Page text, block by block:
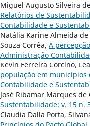
Miguel Augusto Silveira
Relatórios de
Contabilidade e
Natália Karine Almeida
Souza Corrêa, A
Administração
Kevin Ferreira Corcino,
população em municípios
Contabilidade e
José Ribamar Marques de
Sustentabilidade: v. 15 n.
Claudia Dalla Porta,